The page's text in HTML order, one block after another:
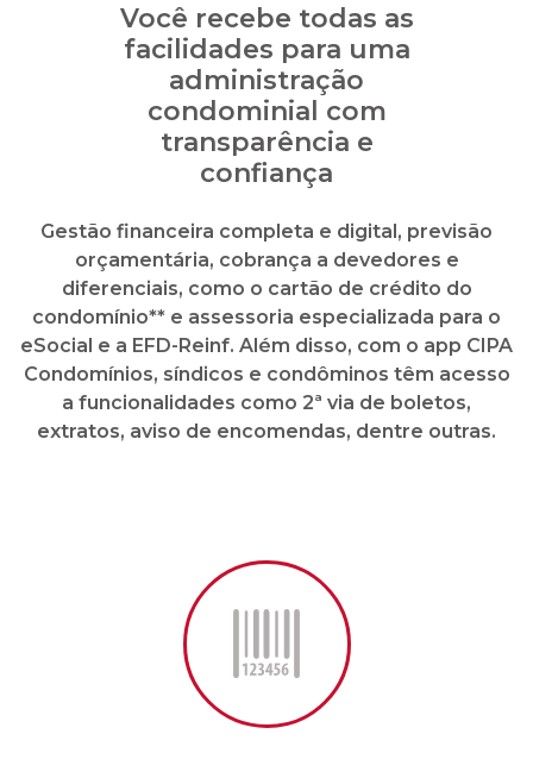
Gestão financeira completa e digital, previsão
orçamentária, cobrança a devedores e
diferenciais, como o cartão de crédito do
condomínio** e assessoria especializada para o
eSocial e a EFD-Reinf. Além disso, com o app CIPA
Condomínios, síndicos e condôminos têm acesso
a funcionalidades como 2ª via de boletos,
extratos, aviso de encomendas, dentre outras.
Envio de boletos de cota condominial direto da
sua conta bancária ou da sua conta na CIPA